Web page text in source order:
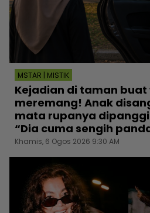
MSTAR | MISTIK
Kejadian di taman
meremang! Anak
mata rupanya dipanggil
“Dia cuma sengih
Khamis, 6 Ogos 2026 9:30 AM